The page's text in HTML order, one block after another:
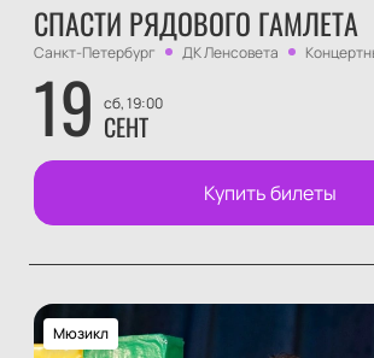
СПАСТИ РЯДОВОГО ГАМЛЕТА
Санкт-Петербург ДК Ленсовета
19 сб, 19:00
СЕНТ
Купить билеты
Мюзикл